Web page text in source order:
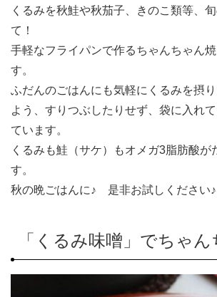
くるみを秋鮭や秋茄子、きのこ類等、
て！
手軽なフライパンで作るちゃんちゃん
す。
ふだんのごはんにも気軽にくるみを摂
よう、すりつぶしたりせず、袋に入れ
ています。
くるみも鮭（サケ）もオメガ3脂肪酸が
す。
秋の晩ごはんに♪ 是非お試しください♪
「くるみ味噌」でちゃん